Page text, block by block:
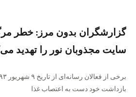
گزارشگران بدون مرز: خطر
سایت مجذوبان نور را تهدید
بازداشت خود دست به اعتصاب غذا